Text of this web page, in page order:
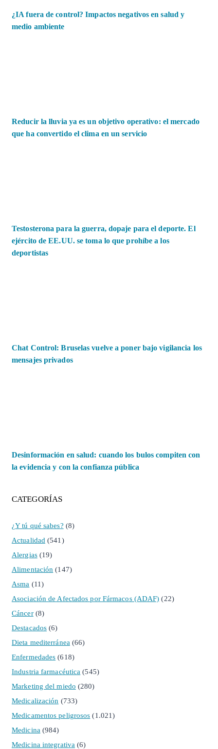
¿IA fuera de control? Impactos negativos en salud y
medio ambiente
Reducir la lluvia ya es un objetivo operativo: el mercado
que ha convertido el clima en un servicio
Testosterona para la guerra, dopaje para el deporte. El
ejército de EE.UU. se toma lo que prohíbe a los
deportistas
Chat Control: Bruselas vuelve a poner bajo vigilancia los
mensajes privados
Desinformación en salud: cuando los bulos compiten con
la evidencia y con la confianza pública
CATEGORÍAS
¿Y tú qué sabes? (8)
Actualidad (541)
Alergias(19)
Alimentación (147)
Asma (11)
Asociación de Afectados por Fármacos (ADAF) (22)
Cáncer(8)
Destacados (6)
Dieta mediterránea (66)
Enfermedades (618)
Industria farmacéutica (545)
Marketing del miedo (280)
Medicalización (733)
Medicamentos peligrosos (1.021)
Medicina (984)
Medicina integrativa (6)